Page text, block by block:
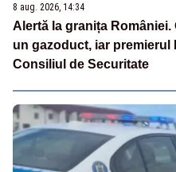
8 aug. 2026, 14:34
Alertă la granița
un gazoduct, iar
Consiliul de Securitate